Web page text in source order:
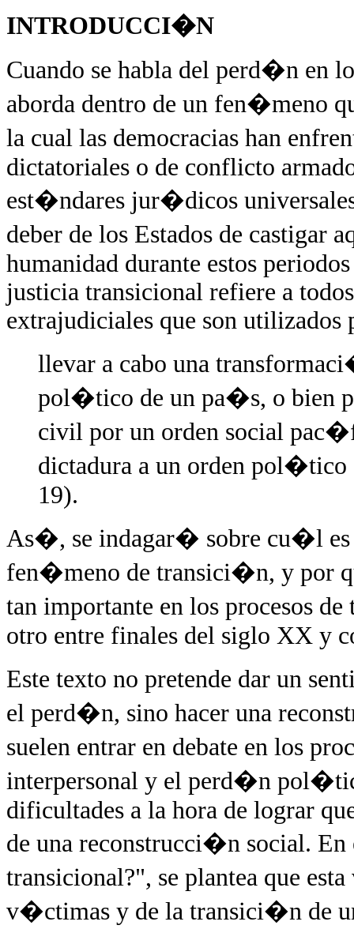
INTRODUCCI�N
Cuando se habla del perd�n en
aborda dentro de un fen�meno
la cual las democracias han
dictatoriales o de conflicto
est�ndares jur�dicos
deber de los Estados de castigar
humanidad durante estos
justicia transicional refiere a
extrajudiciales que son utilizados
llevar a cabo una
pol�tico de un pa�s, o bien
civil por un orden social
dictadura a un orden
19).
As�, se indagar� sobre cu�l es
fen�meno de transici�n, y por
tan importante en los procesos
otro entre finales del siglo XX y
Este texto no pretende dar un
el perd�n, sino hacer una
suelen entrar en debate en los
interpersonal y el perd�n
dificultades a la hora de lograr
de una reconstrucci�n social.
transicional?", se plantea que
v�ctimas y de la transici�n de